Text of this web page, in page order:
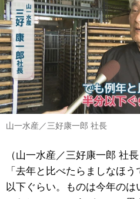
山一水産／三好康一郎 社長
（山一水産／三好康一郎 社長
「去年と比べたらましなほ
以下ぐらい。ものは今年の